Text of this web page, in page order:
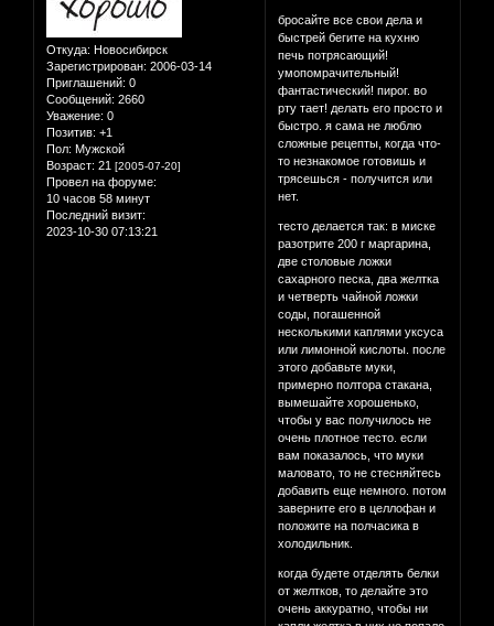
Откуда: Новосибирск
Зарегистрирован: 2006-03-14
Приглашений: 0
Сообщений: 2660
Уважение: 0
Позитив: +1
Пол: Мужской
Возраст: 21 [2005-07-20]
Провел на форуме:
10 часов 58 минут
Последний визит:
2023-10-30 07:13:21
бросайте все свои дела и
быстрей бегите на кухню
печь потрясающий!
умопомрачительный!
фантастический! пирог. во
рту тает! делать его просто и
быстро. я сама не люблю
сложные рецепты, когда что-
то незнакомое готовишь и
трясешься - получится или
нет.
тесто делается так: в миске
разотрите 200 г маргарина,
две столовые ложки
сахарного песка, два желтка
и четверть чайной ложки
соды, погашенной
несколькими каплями уксуса
или лимонной кислоты. после
этого добавьте муки,
примерно полтора стакана,
вымешайте хорошенько,
чтобы у вас получилось не
очень плотное тесто. если
вам показалось, что муки
маловато, то не стесняйтесь
добавить еще немного. потом
заверните его в целлофан и
положите на полчасика в
холодильник.
когда будете отделять белки
от желтков, то делайте это
очень аккуратно, чтобы ни